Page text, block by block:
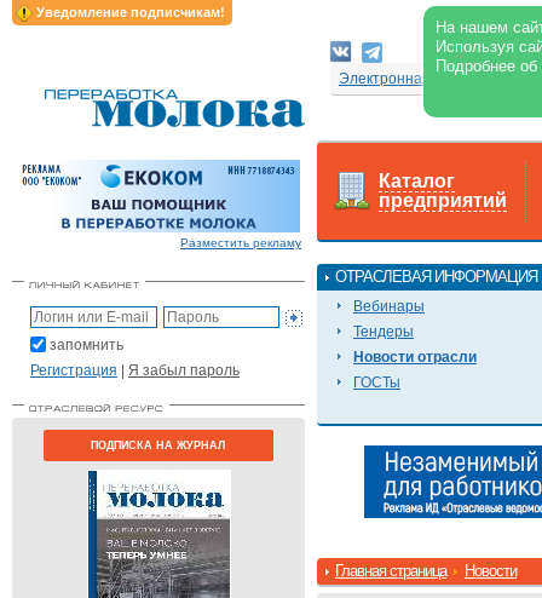
Уведомление подписчикам!
На нашем
Используя
Подробнее
Электронная версия
Разместить рекламу
запомнить
Регистрация | Я забыл пароль
ПОДПИСКА НА ЖУРНАЛ
Каталог
предприятий
ОТРАСЛЕВАЯ ИНФОРМАЦИЯ
Вебинары
Тендеры
Новости отрасли
ГОСТы
Главная страница Новости